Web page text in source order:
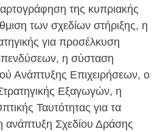
της κυπριακής
των σχεδίων στήριξης, η
για προσέλκυση
η σύσταση
Ανάπτυξης Επιχειρήσεων, ο
Εξαγωγών, η
Ταυτότητας για τα
ανάπτυξη Σχεδίου Δράσης